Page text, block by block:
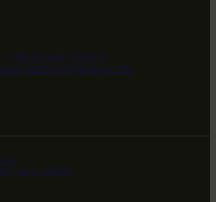
ЗВЕЗДНЫЕ ВРАТА
ВЧЕРА СЕГОДНЯ И ЗАВТРА
И ЗАВТРА